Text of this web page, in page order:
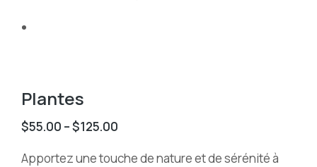
Plantes
$55.00 –$125.00
Apportez une touche de nature et de sérénité à